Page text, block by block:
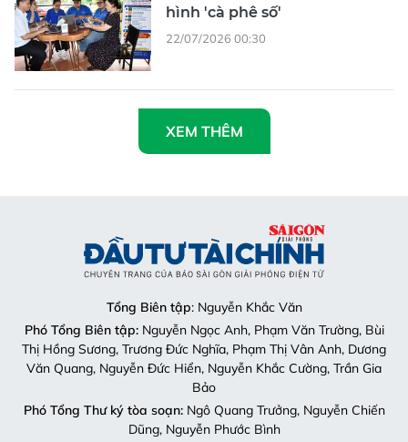
hình 'cà phê số'
22/07/2026 00:30
XEM THÊM
Tổng Biên tập: Nguyễn Khắc Văn
Phó Tổng Biên tập:Nguyễn Ngọc Anh, Phạm Văn Trường, Bùi
Thị Hồng Sương, Trương Đức Nghĩa, Phạm Thị Vân Anh, Dương
Văn Quang, Nguyễn Đức Hiển, Nguyễn Khắc Cường, Trần Gia
Bảo
Phó Tổng Thư ký tòa soạn:Ngô Quang Trưởng, Nguyễn Chiến
Dũng, Nguyễn Phước Bình